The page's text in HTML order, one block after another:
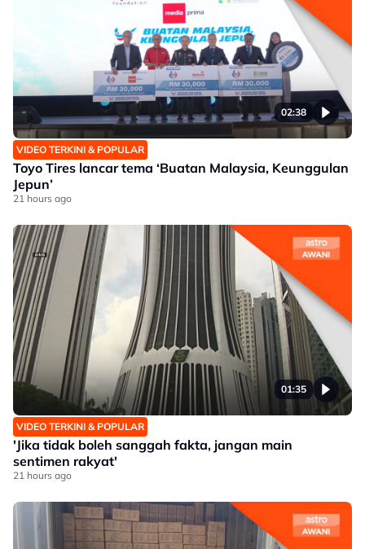
02:38
VIDEO TERKINI & POPULAR
Toyo Tires lancar tema ‘Buatan Malaysia, Keunggulan
Jepun’
21 hours ago
01:35
VIDEO TERKINI & POPULAR
'Jika tidak boleh sanggah fakta, jangan main
sentimen rakyat'
21 hours ago